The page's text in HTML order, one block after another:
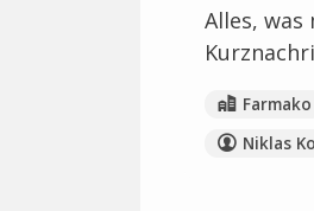
Alles, was
Farmako
Niklas